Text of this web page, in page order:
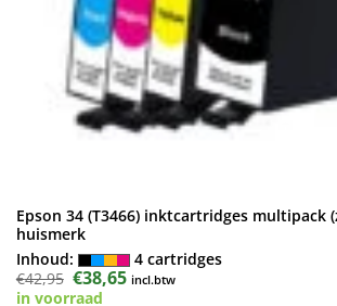
Epson 34 (T3466) inktcartridges multipack
huismerk
Inhoud:
4 cartridges
€42,95 Oorspronkelijke
prijs
€38,65Huidige
prijs
incl.btw
in voorraad